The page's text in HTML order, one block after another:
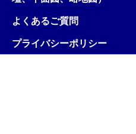
よくあるご質問
プライバシーポリシー